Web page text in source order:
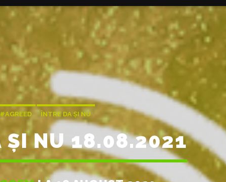
#AGREED ÎNTRE DA ȘI NU
ȘI NU 18.08.2021